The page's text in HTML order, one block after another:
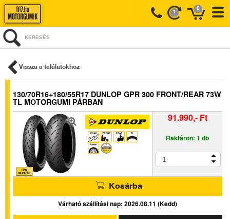
0
1
KERESÉS
Vissza a találatokhoz
130/70R16+180/55R17 DUNLOP GPR 300 FRONT/REAR 73W
TL MOTORGUMI PÁRBAN
91.990,- Ft
Raktáron: 1 db
Kosárba
Várható szállítási nap: 2026.08.11 (Kedd)